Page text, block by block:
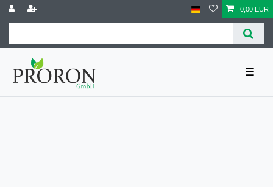
0,00 EUR
☰